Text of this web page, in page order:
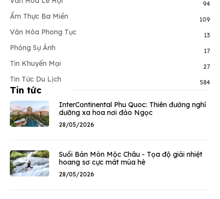
94
Ẩm Thực Ba Miền 109
Văn Hóa Phong Tục 13
Phóng Sự Ảnh 17
Tin Khuyến Mại 27
Tin Tức Du Lịch 584
Tin tức
InterContinental Phu Quoc: Thiên đường nghỉ
dưỡng xa hoa nơi đảo Ngọc
28/05/2026
Suối Bản Mòn Mộc Châu - Tọa độ giải nhiệt
hoang sơ cực mát mùa hè
28/05/2026